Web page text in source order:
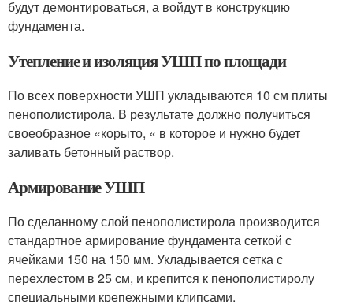
будут демонтироваться, а войдут в конструкцию
фундамента.
Утепление и изоляция УШП по площади
По всех поверхности УШП укладываются 10 см плиты
пенополистирола. В результате должно получиться
своеобразное «корыто, « в которое и нужно будет
заливать бетонный раствор.
Армирование УШП
По сделанному слой пенополистирола производится
стандартное армирование фундамента сеткой с
ячейками 150 на 150 мм. Укладывается сетка с
перехлестом в 25 см, и крепится к пенополистиролу
специальными крепежными клипсами.